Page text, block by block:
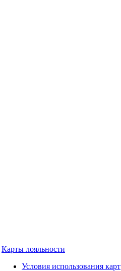
Карты лояльности
Условия использования карт